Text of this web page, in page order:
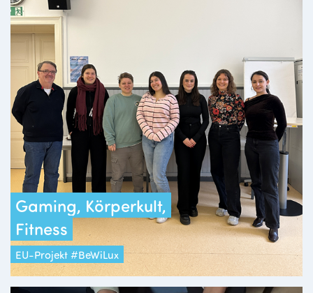
Gaming, Körperkult,
Fitness
EU-Projekt #BeWiLux